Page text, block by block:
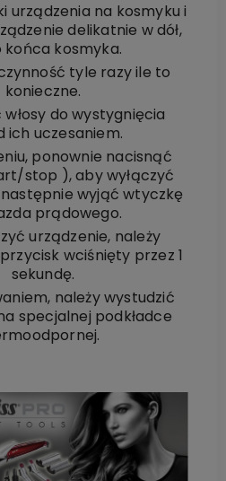
urządzenia na kosmyku i
delikatnie w dół,
końca kosmyka.
tyle razy ile to
konieczne.
do wystygnięcia
ich uczesaniem.
ponownie nacisnąć
stop ), aby wyłączyć
wyjąć wtyczkę
prądowego.
urządzenie, należy
wciśnięty przez 1
sekundę.
należy wystudzić
specjalnej podkładce